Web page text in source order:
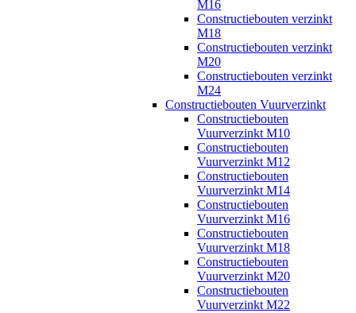
M16
Constructiebouten verzinkt
M18
Constructiebouten verzinkt
M20
Constructiebouten verzinkt
M24
Constructiebouten Vuurverzinkt
Constructiebouten
Vuurverzinkt M10
Constructiebouten
Vuurverzinkt M12
Constructiebouten
Vuurverzinkt M14
Constructiebouten
Vuurverzinkt M16
Constructiebouten
Vuurverzinkt M18
Constructiebouten
Vuurverzinkt M20
Constructiebouten
Vuurverzinkt M22